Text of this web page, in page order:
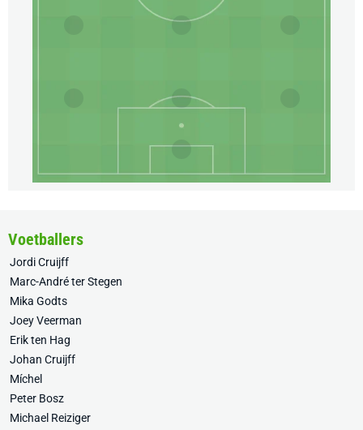
Voetballers
Jordi Cruijff
Marc-André ter Stegen
Mika Godts
Joey Veerman
Erik ten Hag
Johan Cruijff
Míchel
Peter Bosz
Michael Reiziger